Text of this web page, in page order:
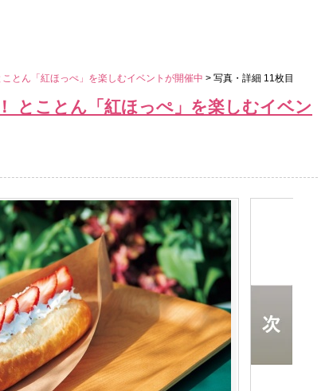
とん「紅ほっぺ」を楽しむイベントが開催中 > 写真・詳細 11枚目
とことん「紅ほっぺ」を楽しむイベン